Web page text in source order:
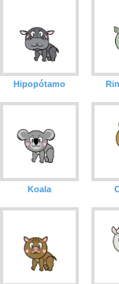
Hipopótamo
Koala